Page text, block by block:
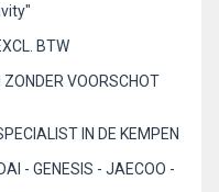
BTW
ZONDER VOORSCHOT
IN DE KEMPEN
- GENESIS - JAECOO -